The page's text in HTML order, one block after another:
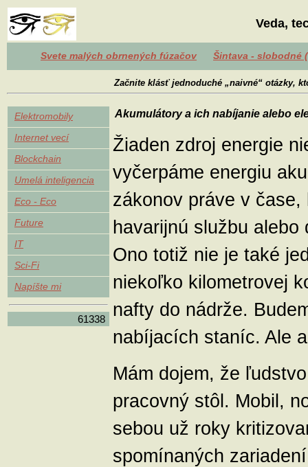
Veda,
Svete malých obrnených fúzačov Šintava - slobodné
Začnite klásť jednoduché „naivné“ otázky,
Elektromobily
Internet vecí
Blockchain
Umelá inteligencia
Eco - Eco
Future
IT
Sci-Fi
Napíšte mi
61338
Akumulátory a ich nabíjanie alebo
Žiaden zdroj energie
vyčerpáme energiu
zákonov práve v
havarijnú službu
Ono totiž nie je také
niekoľko kilometrovej
nafty do nádrže.
nabíjacích staníc. Ale
Mám dojem, že
pracovný stôl. Mobil,
sebou už roky
spomínaných